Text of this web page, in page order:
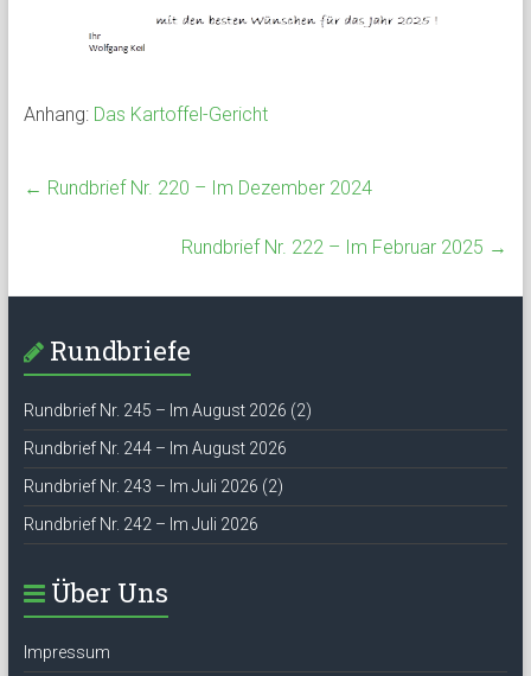
Anhang: Das Kartoffel-Gericht
← Rundbrief Nr. 220 – Im Dezember 2024
Rundbrief Nr. 222 – Im Februar 2025 →
Rundbriefe
Rundbrief Nr. 245 – Im August 2026 (2)
Rundbrief Nr. 244 – Im August 2026
Rundbrief Nr. 243 – Im Juli 2026 (2)
Rundbrief Nr. 242 – Im Juli 2026
Über Uns
Impressum